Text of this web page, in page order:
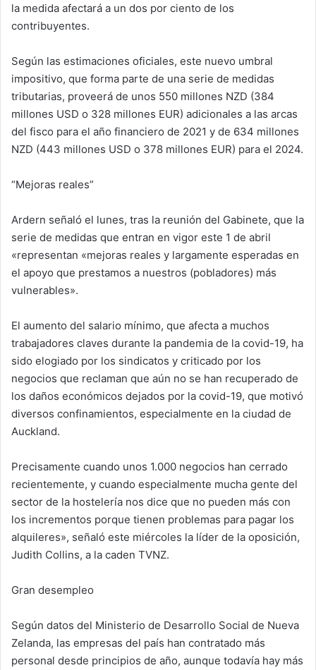
la medida afectará a un dos por ciento de los
contribuyentes.
Según las estimaciones oficiales, este nuevo umbral
impositivo, que forma parte de una serie de medidas
tributarias, proveerá de unos 550 millones NZD (384
millones USD o 328 millones EUR) adicionales a las arcas
del fisco para el año financiero de 2021 y de 634 millones
NZD (443 millones USD o 378 millones EUR) para el 2024.
“Mejoras reales”
Ardern señaló el lunes, tras la reunión del Gabinete, que la
serie de medidas que entran en vigor este 1 de abril
«representan «mejoras reales y largamente esperadas en
el apoyo que prestamos a nuestros (pobladores) más
vulnerables».
El aumento del salario mínimo, que afecta a muchos
trabajadores claves durante la pandemia de la covid-19, ha
sido elogiado por los sindicatos y criticado por los
negocios que reclaman que aún no se han recuperado de
los daños económicos dejados por la covid-19, que motivó
diversos confinamientos, especialmente en la ciudad de
Auckland.
Precisamente cuando unos 1.000 negocios han cerrado
recientemente, y cuando especialmente mucha gente del
sector de la hostelería nos dice que no pueden más con
los incrementos porque tienen problemas para pagar los
alquileres», señaló este miércoles la líder de la oposición,
Judith Collins, a la caden TVNZ.
Gran desempleo
Según datos del Ministerio de Desarrollo Social de Nueva
Zelanda, las empresas del país han contratado más
personal desde principios de año, aunque todavía hay más